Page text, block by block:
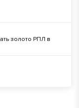
золото РПЛ в